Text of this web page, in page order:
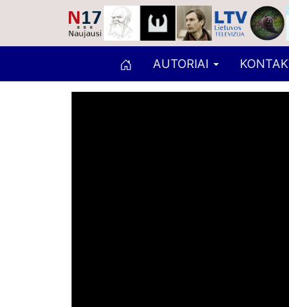
AUTORIAI